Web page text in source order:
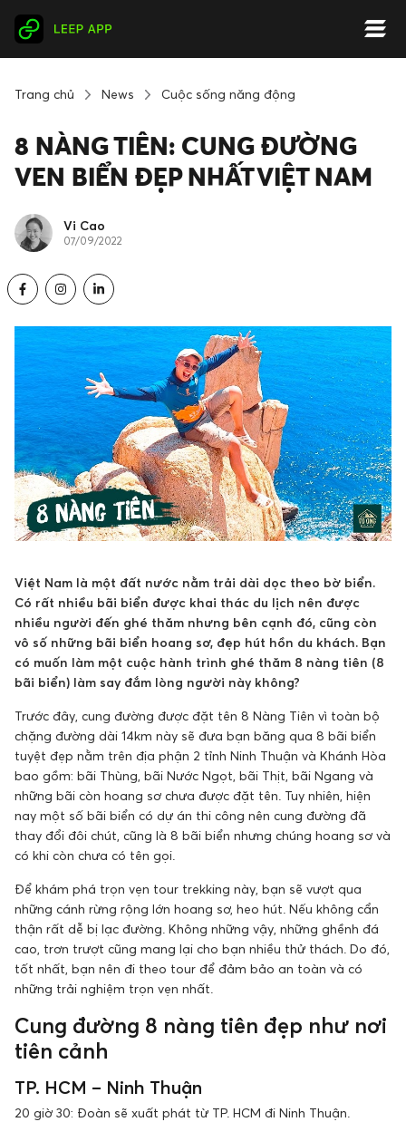
Trang chủ News Cuộc sống năng động
8 NÀNG TIÊN: CUNG ĐƯỜNG
VEN BIỂN ĐẸP NHẤT VIỆT NAM
Vi Cao
07/09/2022
Việt Nam là một đất nước nằm trải dài dọc theo bờ biển.
Có rất nhiều bãi biển được khai thác du lịch nên được
nhiều người đến ghé thăm nhưng bên cạnh đó, cũng còn
vô số những bãi biển hoang sơ, đẹp hút hồn du khách. Bạn
có muốn làm một cuộc hành trình ghé thăm 8 nàng tiên (8
bãi biển) làm say đắm lòng người này không?
Trước đây, cung đường được đặt tên 8 Nàng Tiên vì toàn bộ
chặng đường dài 14km này sẽ đưa bạn băng qua 8 bãi biển
tuyệt đẹp nằm trên địa phận 2 tỉnh Ninh Thuận và Khánh Hòa
bao gồm: bãi Thùng, bãi Nước Ngọt, bãi Thịt, bãi Ngang và
những bãi còn hoang sơ chưa được đặt tên. Tuy nhiên, hiện
nay một số bãi biển có dự án thi công nên cung đường đã
thay đổi đôi chút, cũng là 8 bãi biển nhưng chúng hoang sơ và
có khi còn chưa có tên gọi.
Để khám phá trọn vẹn tour trekking này, bạn sẽ vượt qua
những cánh rừng rộng lớn hoang sơ, heo hút. Nếu không cẩn
thận rất dễ bị lạc đường. Không những vậy, những ghềnh đá
cao, trơn trượt cũng mang lại cho bạn nhiều thử thách. Do đó,
tốt nhất, bạn nên đi theo tour để đảm bảo an toàn và có
những trải nghiệm trọn vẹn nhất.
Cung đường 8 nàng tiên đẹp như nơi
tiên cảnh
TP. HCM – Ninh Thuận
20 giờ 30: Đoàn sẽ xuất phát từ TP. HCM đi Ninh Thuận.